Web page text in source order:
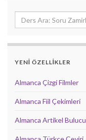
YENİ ÖZELLİKLER
Almanca Çizgi Filmler
Almanca Fiil Çekimleri
Almanca Artikel Bulucu